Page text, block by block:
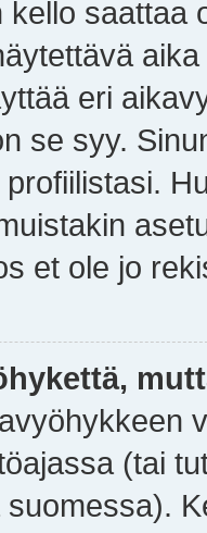
kello saattaa
eri
se syy.
et ole jo
(tai